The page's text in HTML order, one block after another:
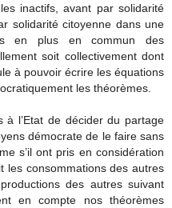
inactifs, avant par solidarité
solidarité citoyenne dans une
en plus en commun des
soit collectivement dont
à pouvoir écrire les équations
les théorèmes.
à l’Etat de décider du partage
démocrate de le faire sans
s’il ont pris en considération
les consommations des autres
des autres suivant
en compte nos théorèmes